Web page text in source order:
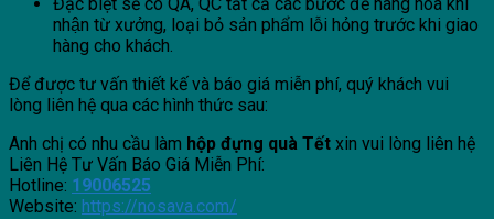
nhận từ xưởng, loại bỏ sản phẩm lỗi hỏng trước khi giao
hàng cho khách.
Để được tư vấn thiết kế và báo giá miễn phí, quý khách vui
lòng liên hệ qua các hình thức sau:
Anh chị có nhu cầu làm hộp đựng quà Tết xin vui lòng liên hệ
Liên Hệ Tư Vấn Báo Giá Miễn Phí:
Hotline: 19006525
Website: https://nosava.com/